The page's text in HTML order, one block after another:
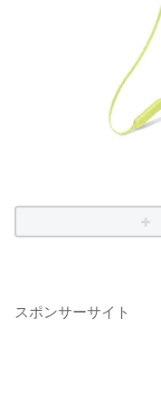
スポンサーサイト